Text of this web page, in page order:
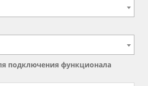
подключения функционала